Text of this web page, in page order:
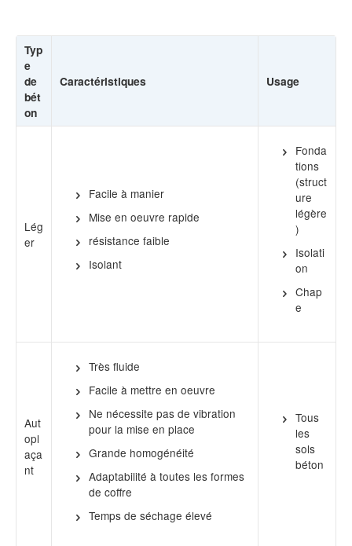
Typ
e
de
bét
on
Caractéristiques Usage
Lég
er
Facile à manier
Mise en oeuvre rapide
résistance faible
Isolant
Fonda
tions
(struct
ure
légère
)
Isolati
on
Chap
e
Aut
opl
aça
nt
Très fluide
Facile à mettre en oeuvre
Ne nécessite pas de vibration
pour la mise en place
Grande homogénéité
Adaptabilité à toutes les formes
de coffre
Temps de séchage élevé
Tous
les
sols
béton